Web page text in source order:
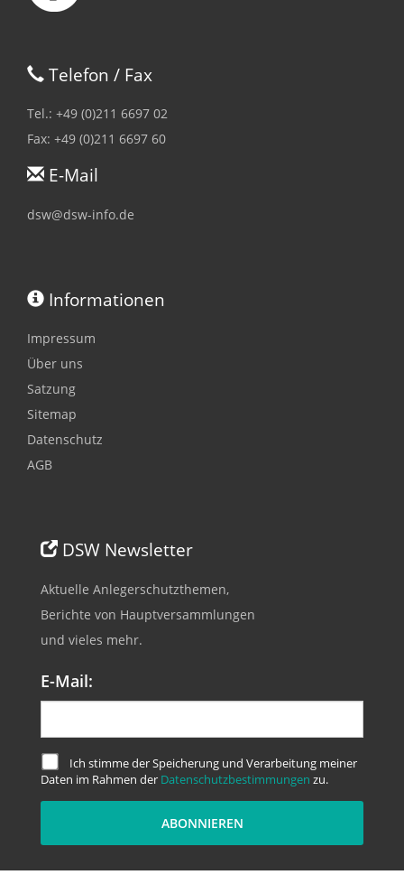
Telefon / Fax
Tel.: +49 (0)211 6697 02
Fax: +49 (0)211 6697 60
E-Mail
dsw@dsw-info.de
Informationen
Impressum
Über uns
Satzung
Sitemap
Datenschutz
AGB
DSW Newsletter
Aktuelle Anlegerschutzthemen,
Berichte von Hauptversammlungen
und vieles mehr.
E-Mail:
Ich stimme der Speicherung und Verarbeitung meiner
Daten im Rahmen der Datenschutzbestimmungen zu.